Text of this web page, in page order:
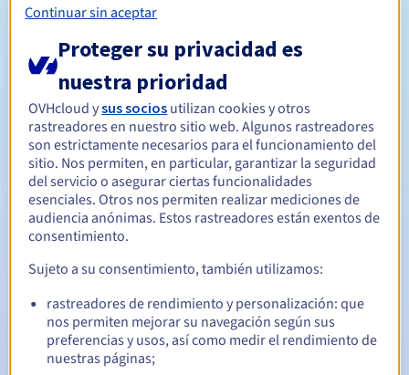
Consultar la lista de términos sujetos a estudio
Reglas de asignación de dominios
Reglas de gestión y notificaciones
Período de registro Entre 1 y 10 años
Período de renovación Entre 1 y 10 años
Período de redención
Notificaciones automáticas:
Continuar sin aceptar
Proteger su privacidad es
nuestra prioridad
OVHcloud ysus socios utilizan cookies y otros
rastreadores en nuestro sitio web. Algunos rastreadores
son estrictamente necesarios para el funcionamiento del
sitio. Nos permiten, en particular, garantizar la seguridad
del servicio o asegurar ciertas funcionalidades
esenciales. Otros nos permiten realizar mediciones de
audiencia anónimas. Estos rastreadores están exentos de
consentimiento.
Sujeto a su consentimiento, también utilizamos:
rastreadores de rendimiento y personalización: que
nos permiten mejorar su navegación según sus
preferencias y usos, así como medir el rendimiento de
nuestras páginas;